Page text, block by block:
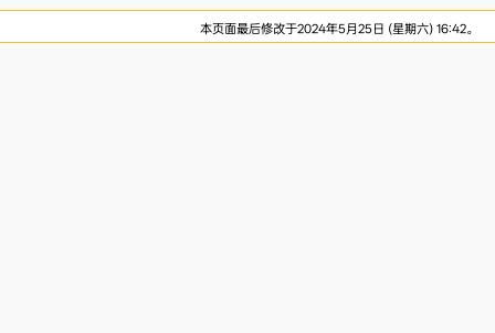
本页面最后修改于2024年5月25日 (星期六) 16:42。